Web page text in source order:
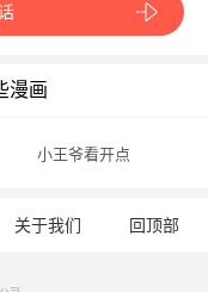
漫画
小王爷看开点
关于我们 回顶部